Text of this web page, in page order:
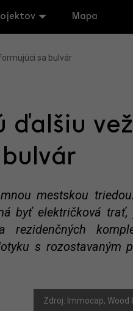
Mapa
sa bulvár
ďalšiu
mestskou
byť električková
s rozostavaným
Zdroj: Immocap, Wood